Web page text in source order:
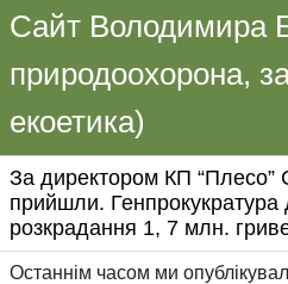
Сайт Володимира
природоохорона,
екоетика)
За директором КП “Плесо”
прийшли. Генпрокукратура
розкрадання 1, 7 млн.
Останнім часом ми